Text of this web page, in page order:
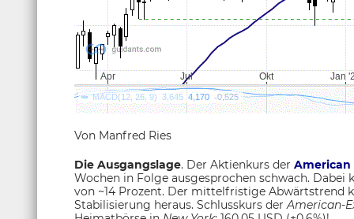
Von Manfred Ries
Die Ausgangslage. Der Aktienkurs der American
Wochen in Folge ausgesprochen schwach. Dabei
von ~14 Prozent. Der mittelfristige Abwärtstrend
Stabilisierung heraus. Schlusskurs derAmerican-